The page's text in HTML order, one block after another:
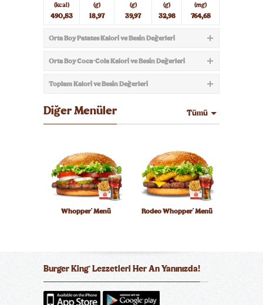
(kcal)
490,53
(g)
18,97
(g)
39,97
(g)
32,98
(mg)
764,65
Orta Boy Patates Kalori ve Besin Değerleri
Orta Boy Coca-Cola Kalori ve Besin Değerleri
Toplam Kalori ve Besin Değerleri
Diğer Menüler
Whopper®Menü Rodeo Whopper®Menü
Tümü
Burger King® Lezzetleri Her An Yanınızda!